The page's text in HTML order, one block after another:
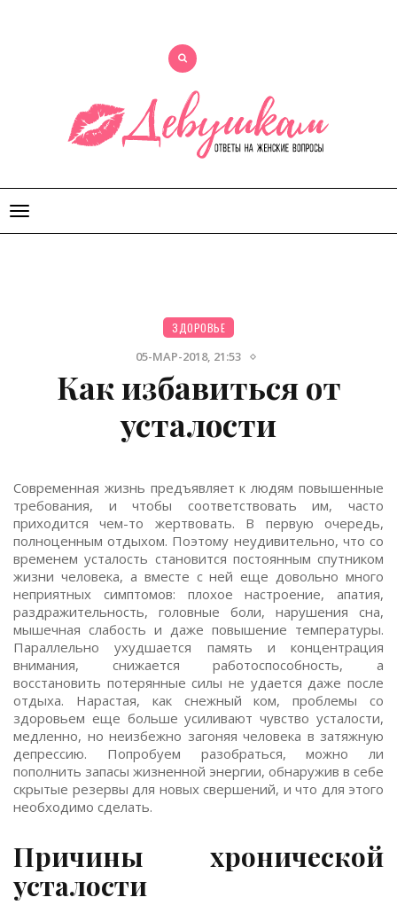
Открыть
меню
ЗДОРОВЬЕ
05-МАР-2018, 21:53
Как избавиться от
усталости
Современная жизнь предъявляет к людям повышенные
требования, и чтобы соответствовать им, часто
приходится чем-то жертвовать. В первую очередь,
полноценным отдыхом. Поэтому неудивительно, что со
временем усталость становится постоянным спутником
жизни человека, а вместе с ней еще довольно много
неприятных симптомов: плохое настроение, апатия,
раздражительность, головные боли, нарушения сна,
мышечная слабость и даже повышение температуры.
Параллельно ухудшается память и концентрация
внимания, снижается работоспособность, а
восстановить потерянные силы не удается даже после
отдыха. Нарастая, как снежный ком, проблемы со
здоровьем еще больше усиливают чувство усталости,
медленно, но неизбежно загоняя человека в затяжную
депрессию. Попробуем разобраться, можно ли
пополнить запасы жизненной энергии, обнаружив в себе
скрытые резервы для новых свершений, и что для этого
необходимо сделать.
Причины хронической
усталости